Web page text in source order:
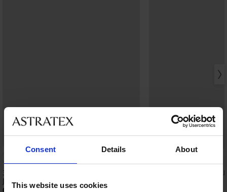
Consent Details About
This website uses cookies
3PACK Boxerky JACK AND JONES
JACCorp Old Logo
699 Kč
3PACK Boxerky JACK